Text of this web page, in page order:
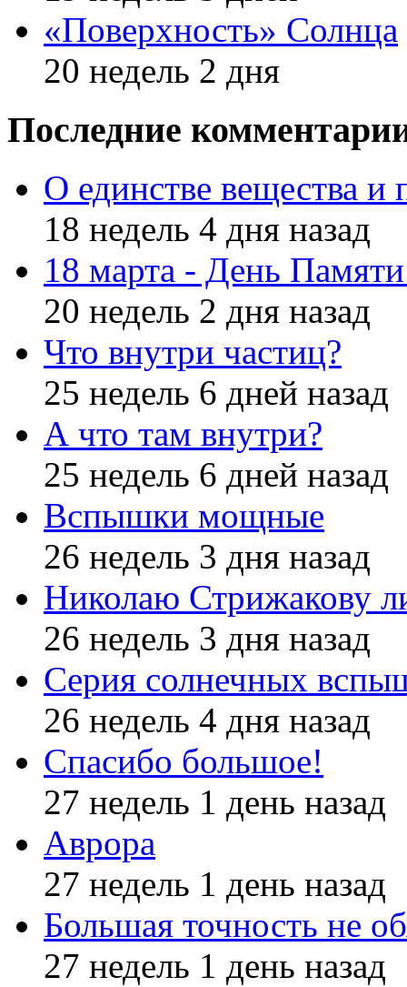
«Поверхность» Солнца
20 недель 2 дня
Последние
О единстве вещества и
18 недель 4 дня назад
18 марта - День
20 недель 2 дня назад
Что внутри частиц?
25 недель 6 дней назад
А что там внутри?
25 недель 6 дней назад
Вспышки мощные
26 недель 3 дня назад
Николаю Стрижакову
26 недель 3 дня назад
Серия солнечных
26 недель 4 дня назад
Спасибо большое!
27 недель 1 день назад
Аврора
27 недель 1 день назад
Большая точность не
27 недель 1 день назад